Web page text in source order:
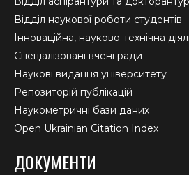
Відділ наукової роботи студентів
Інноваційна, науково-технічна
Спеціалізовані вчені ради
Наукові видання університету
Репозиторій публікацій
Наукометричні бази даних
Open Ukrainian Citation Index
ДОКУМЕНТИ